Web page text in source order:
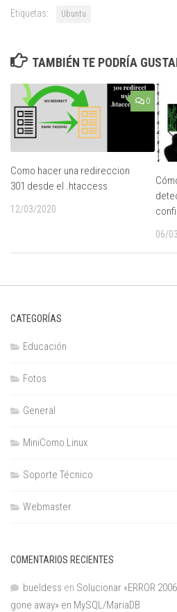
Etiquetas: Ubuntu
TAMBIÉN TE PODRÍA
0
Como hacer una redireccion
301 desde el .htaccess
12/03/2020
06/
CATEGORÍAS
Educación
Fotos
General
MiniComo Linux
Soporte Técnico
Webmaster
COMENTARIOS RECIENTES
bueldess en Solucionar «ERROR
gone away» en MySQL/MariaDB